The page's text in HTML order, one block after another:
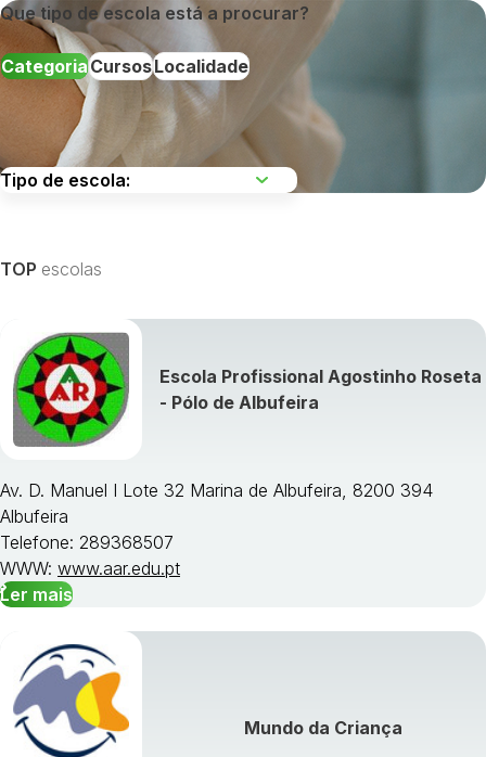
Que tipo de escola está a procurar?
CategoriaCursosLocalidade
Visualizar todos os cursos »
TOP escolas
Escola Profissional Agostinho Roseta
- Pólo de Albufeira
Av. D. Manuel I Lote 32 Marina de Albufeira, 8200 394
Albufeira
Telefone: 289368507
WWW: www.aar.edu.pt
Ler mais
Mundo da Criança